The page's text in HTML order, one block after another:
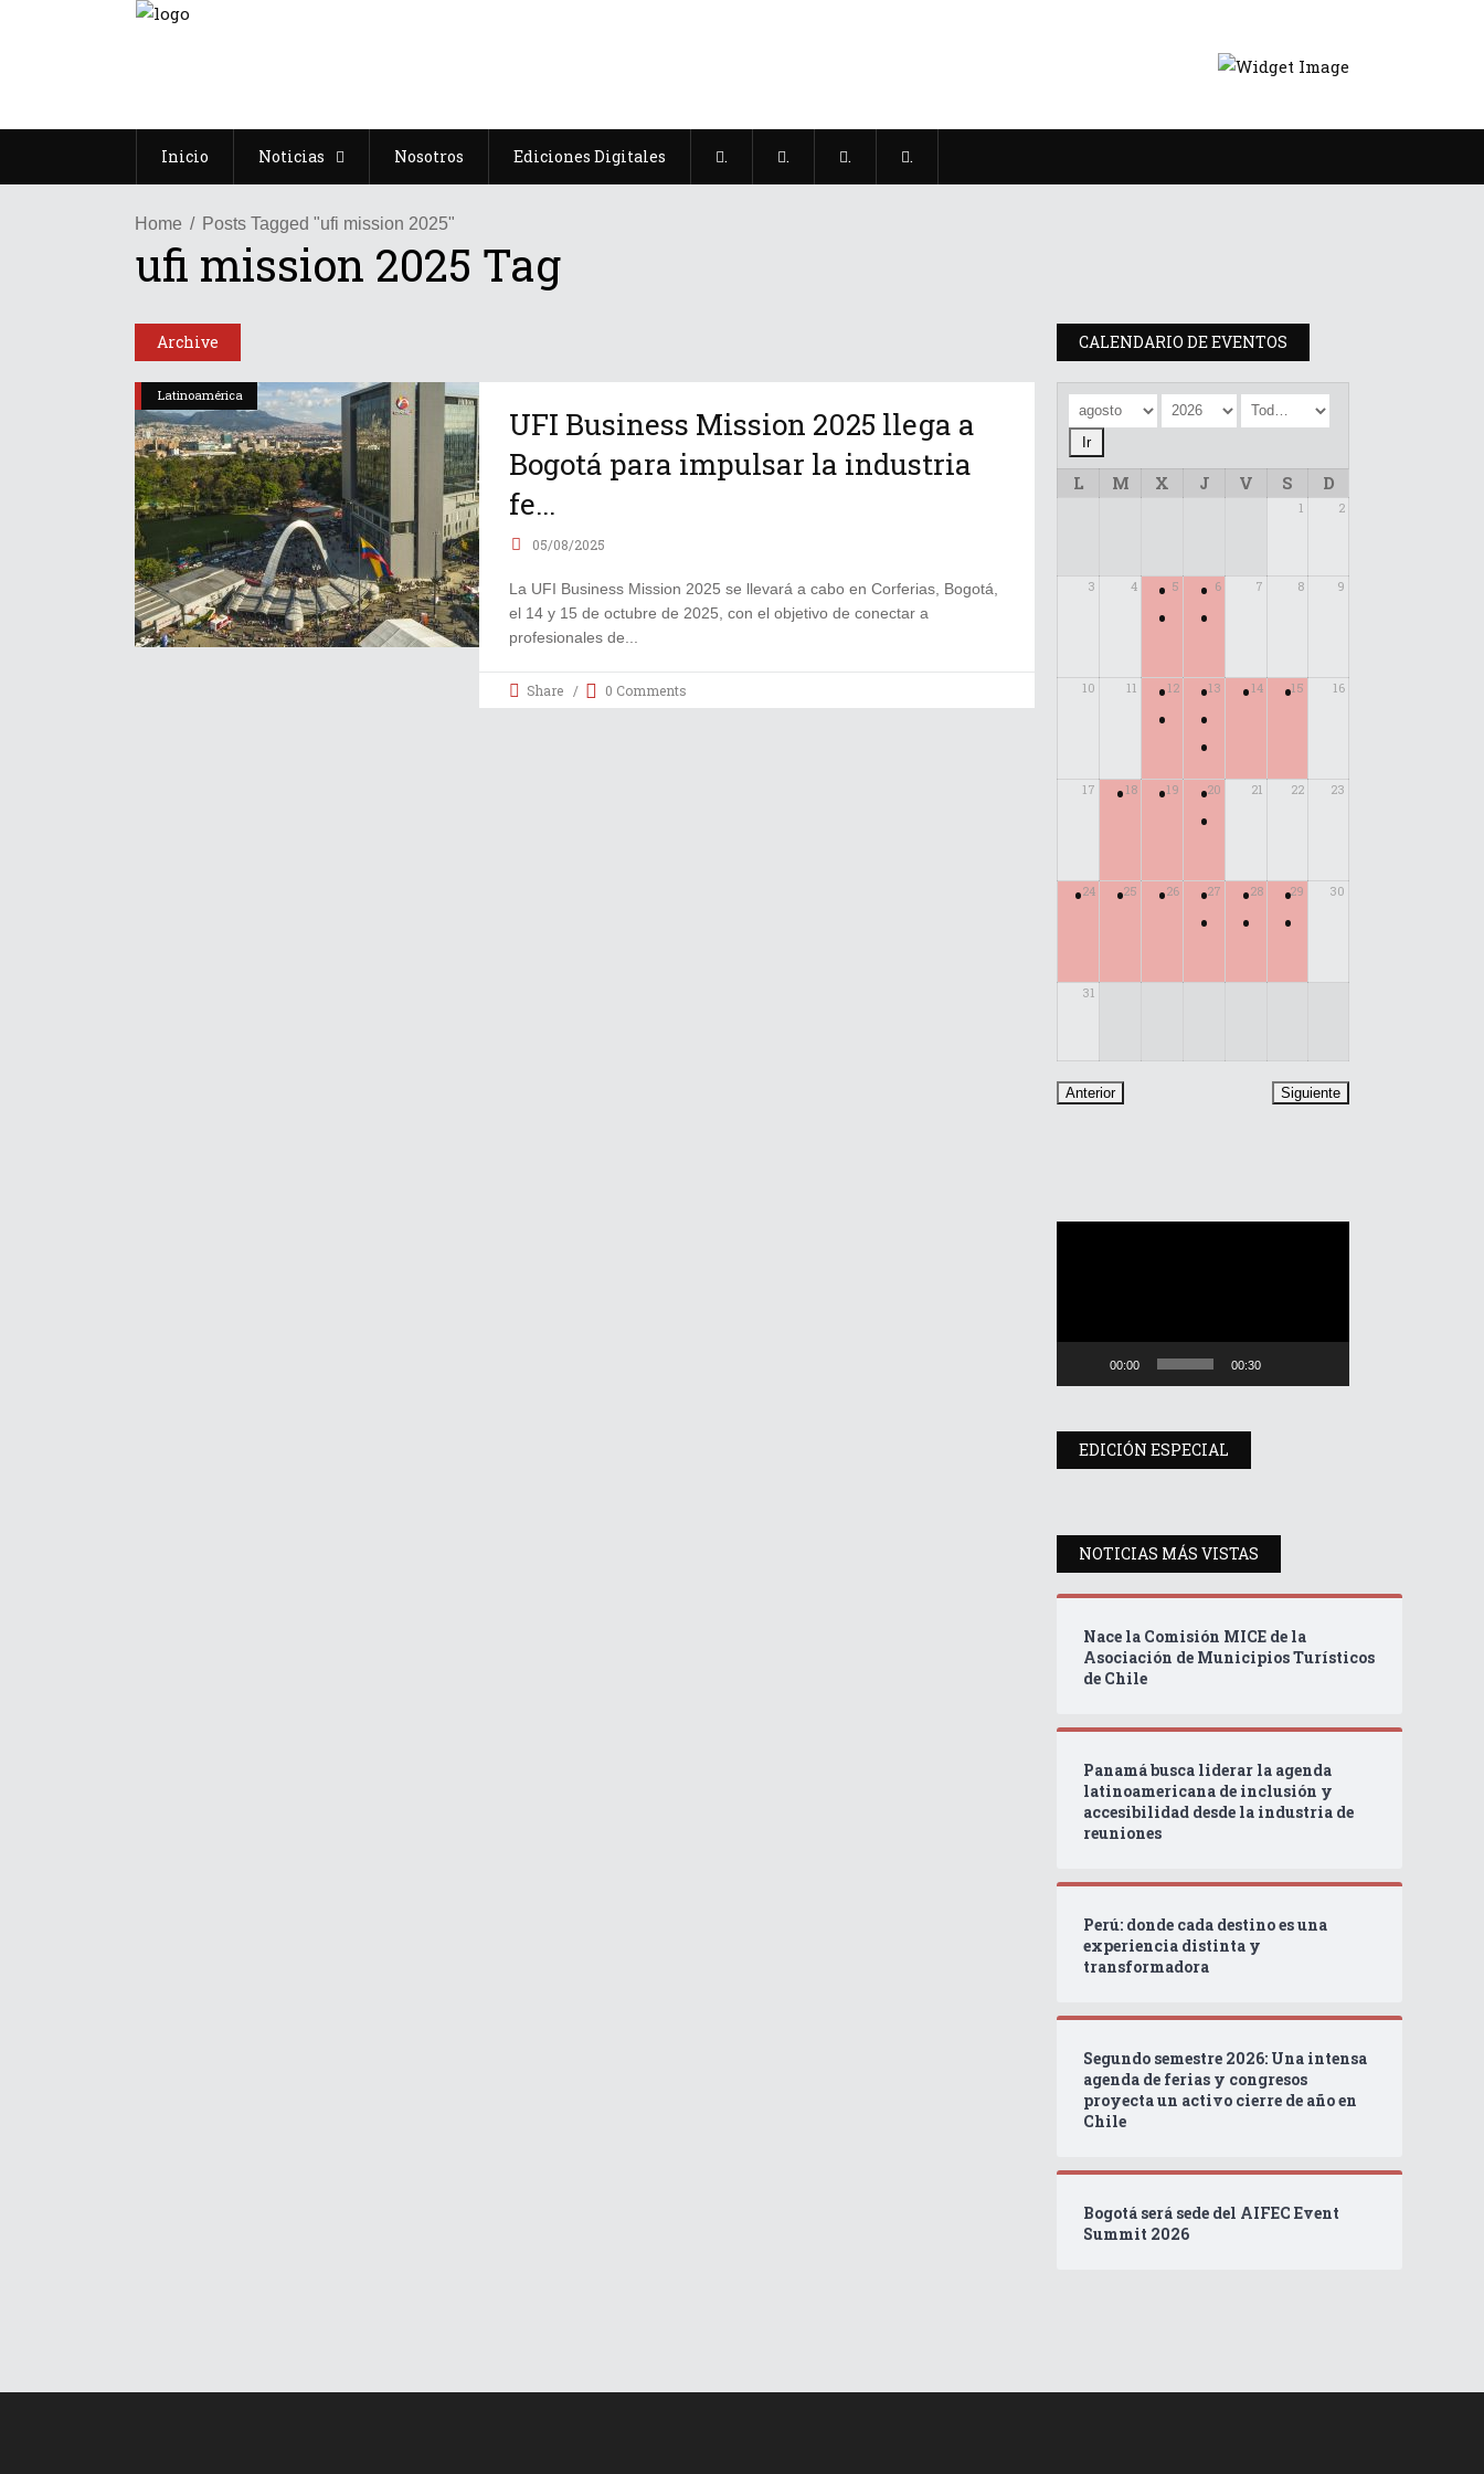
Inicio Noticias Nosotros Ediciones Digitales . . . .
Home Posts Tagged "ufi mission 2025"
ufi mission 2025 Tag
Archive
Latinoamérica
UFI Business Mission 2025 llega a
Bogotá para impulsar la industria
fe...
05/08/2025
La UFI Business Mission 2025 se llevará a cabo en Corferias, Bogotá,
el 14 y 15 de octubre de 2025, con el objetivo de conectar a
profesionales de
Share 0 Comments
CALENDARIO DE EVENTOS
L M X J V S D
1 2
3 4 5
•
•
6
•
•
7 8 9
10 11 12
•
•
13
•
•
•
14
• 15
• 16
17 18
• 19
• 20
•
•
21 22 23
24
• 25
• 26
• 27
•
•
28
•
•
29
•
•
30
31
00:00 00:30
EDICIÓN ESPECIAL
NOTICIAS MÁS VISTAS
Nace la Comisión MICE de la
Asociación de Municipios Turísticos
de Chile
Panamá busca liderar la agenda
latinoamericana de inclusión y
accesibilidad desde la industria de
reuniones
Perú: donde cada destino es una
experiencia distinta y
transformadora
Segundo semestre 2026: Una intensa
agenda de ferias y congresos
proyecta un activo cierre de año en
Chile
Bogotá será sede del AIFEC Event
Summit 2026